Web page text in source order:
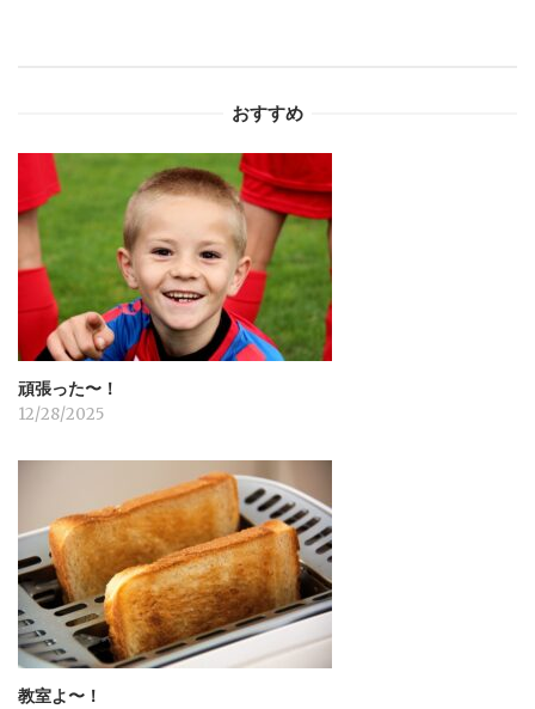
シ
ョ
ン
おすすめ
頑張った〜！
12/28/2025
教室よ〜！